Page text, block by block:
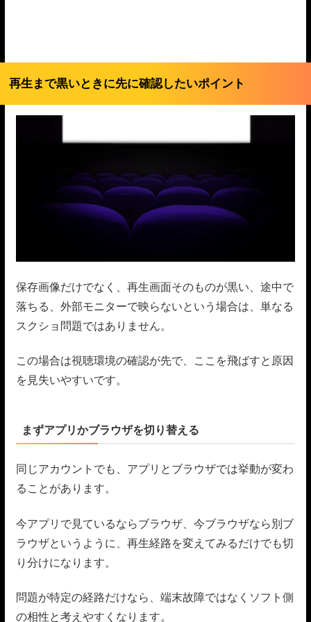
再生まで黒いときに先に確認したいポイント
保存画像だけでなく、再生画面そのものが黒い、途中で
落ちる、外部モニターで映らないという場合は、単なる
スクショ問題ではありません。
この場合は視聴環境の確認が先で、ここを飛ばすと原因
を見失いやすいです。
まずアプリかブラウザを切り替える
同じアカウントでも、アプリとブラウザでは挙動が変わ
ることがあります。
今アプリで見ているならブラウザ、今ブラウザなら別ブ
ラウザというように、再生経路を変えてみるだけでも切
り分けになります。
問題が特定の経路だけなら、端末故障ではなくソフト側
の相性と考えやすくなります。